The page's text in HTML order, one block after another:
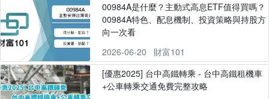
00984A是什麼？主動式高息ETF值得買嗎？
00984A特色、配息機制、投資策略與持股方
向一次看
2026-06-20
財富101
[優惠2025] 台中高鐵轉乘 - 台中高鐵租機車
+公車轉乘交通免費完整攻略